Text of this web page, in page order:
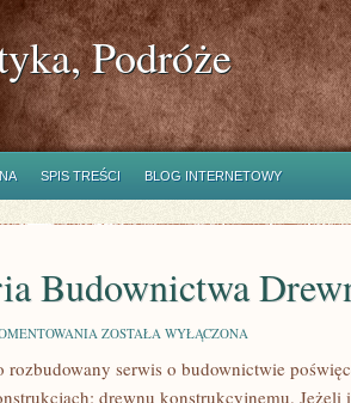
Podróże
SPIS TREŚCI BLOG INTERNETOWY
Budownictwa
HISTORIA
DREWNIANEGO
ZOSTAŁA WYŁĄCZONA
rozbudowany serwis o budownictwie
drewnu konstrukcyjnemu. Jeżeli